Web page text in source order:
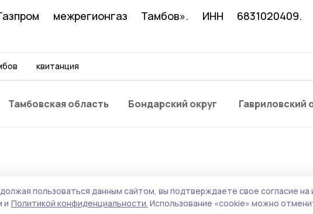
межрегионгаз Тамбов». ИНН 6831020409.
квитанция
Тамбовская область Бондарский округ Гавриловский
горячей воды ожидают
пользоваться данным сайтом, вы подтверждаете свое согласие на
и Политикой конфиденциальности. Использование «cookie» можно